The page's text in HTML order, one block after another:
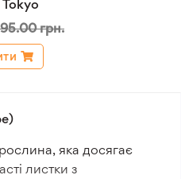
95.00 грн.
яка досягає
листки з